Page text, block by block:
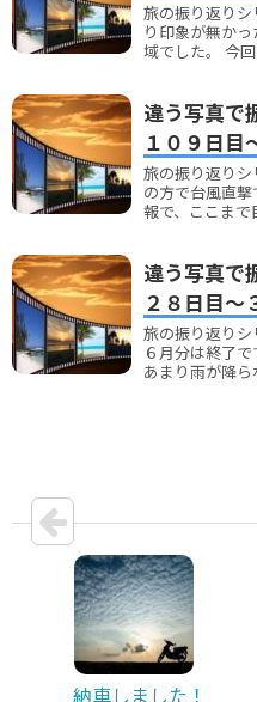
旅の振り返りシ
り印象が無か
域でした。 今
違う写真で
１０９日目
旅の振り返り
の方で台風直
報で、ここまで
違う写真で
２８日目～
旅の振り返りシ
６月分は終了
あまり雨が降ら
納車しました！